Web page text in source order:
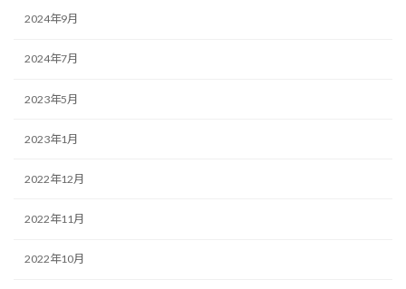
2024年9月
2024年7月
2023年5月
2023年1月
2022年12月
2022年11月
2022年10月